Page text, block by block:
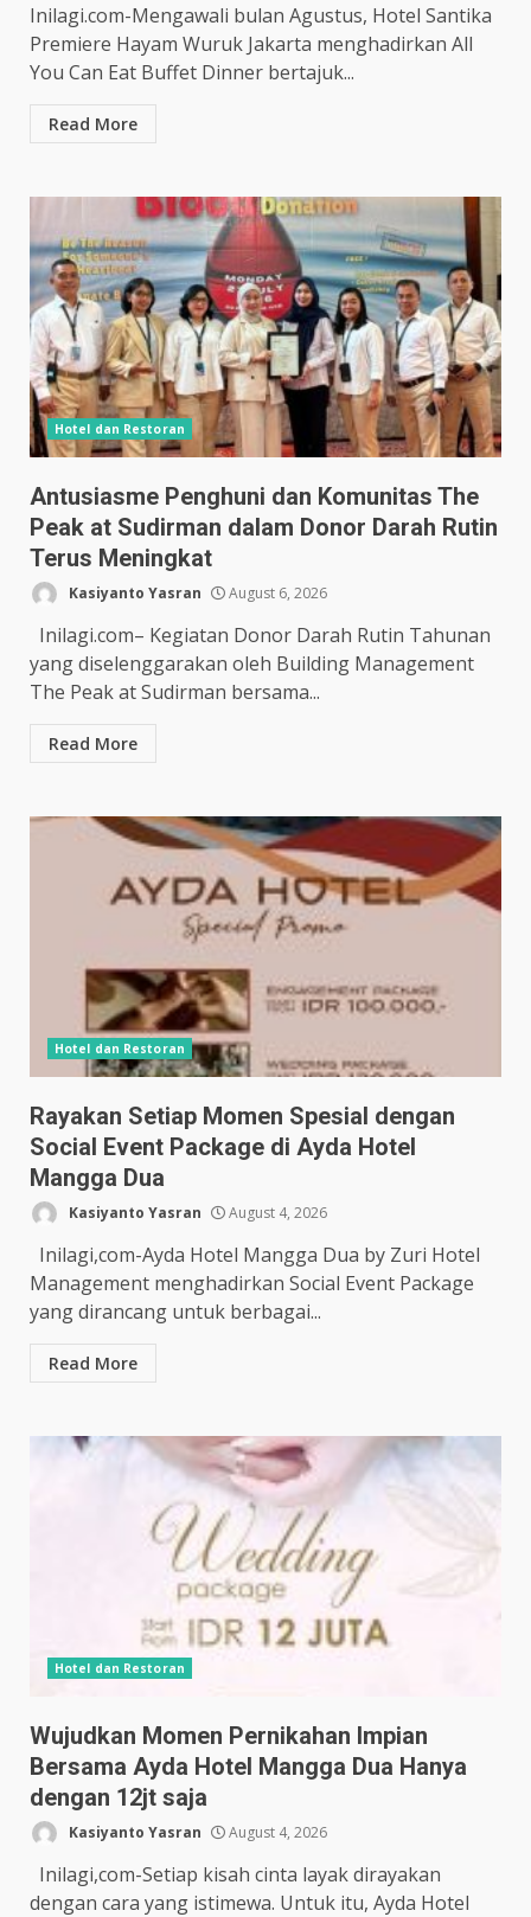
Inilagi.com-Mengawali bulan Agustus, Hotel Santika
Premiere Hayam Wuruk Jakarta menghadirkan All
You Can Eat Buffet Dinner bertajuk...
Read More
Hotel dan Restoran
Antusiasme Penghuni dan Komunitas The
Peak at Sudirman dalam Donor Darah Rutin
Terus Meningkat
Kasiyanto Yasran August 6, 2026
Inilagi.com– Kegiatan Donor Darah Rutin Tahunan
yang diselenggarakan oleh Building Management
The Peak at Sudirman bersama...
Read More
Hotel dan Restoran
Rayakan Setiap Momen Spesial dengan
Social Event Package di Ayda Hotel
Mangga Dua
Kasiyanto Yasran August 4, 2026
Inilagi,com-Ayda Hotel Mangga Dua by Zuri Hotel
Management menghadirkan Social Event Package
yang dirancang untuk berbagai...
Read More
Hotel dan Restoran
Wujudkan Momen Pernikahan Impian
Bersama Ayda Hotel Mangga Dua Hanya
dengan 12jt saja
Kasiyanto Yasran August 4, 2026
Inilagi,com-Setiap kisah cinta layak dirayakan
dengan cara yang istimewa. Untuk itu, Ayda Hotel